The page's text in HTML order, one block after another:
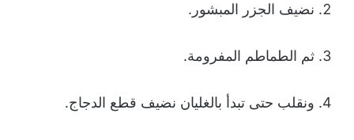
نضيف الجزر المبشور.
ثم الطماطم المفرومة.
ونقلب حتى تبدأ بالغليان نضيف قطع الدجاج.